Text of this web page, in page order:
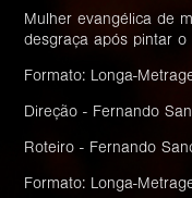
Mulher evangélica de
desgraça após pintar
Formato: Longa-
Direção - Fernando
Roteiro - Fernando
Formato: Longa-